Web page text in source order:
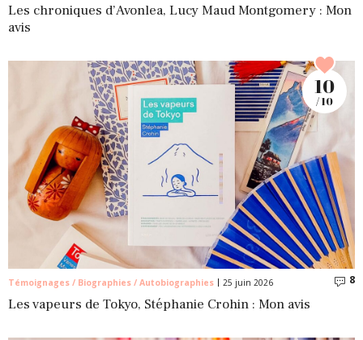
Les chroniques d’Avonlea, Lucy Maud Montgomery : Mon
avis
Témoignages / Biographies / Autobiographies 25 juin 2026 8
Les vapeurs de Tokyo, Stéphanie Crohin : Mon avis
10
/ 10